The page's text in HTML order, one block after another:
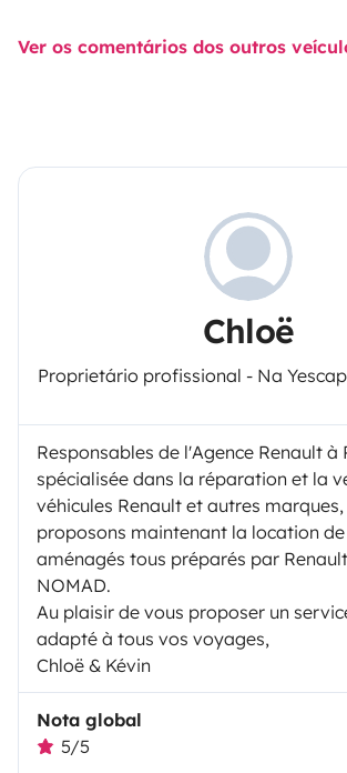
Ver os comentários dos outros
Chloë
Proprietário profissional - Na
Responsables de l'Agence Renault à
spécialisée dans la réparation et la
véhicules Renault et autres marques,
proposons maintenant la location de
aménagés tous préparés par Renault
NOMAD.
Au plaisir de vous proposer un
adapté à tous vos voyages,
Chloë & Kévin
Nota global
5/5